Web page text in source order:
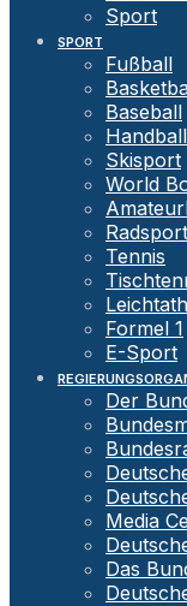
Sport
SPORT
Fußball
Baseball
Handball
Skisport
World
Radsport
Tennis
Formel 1
E-Sport
Der
Media
Das